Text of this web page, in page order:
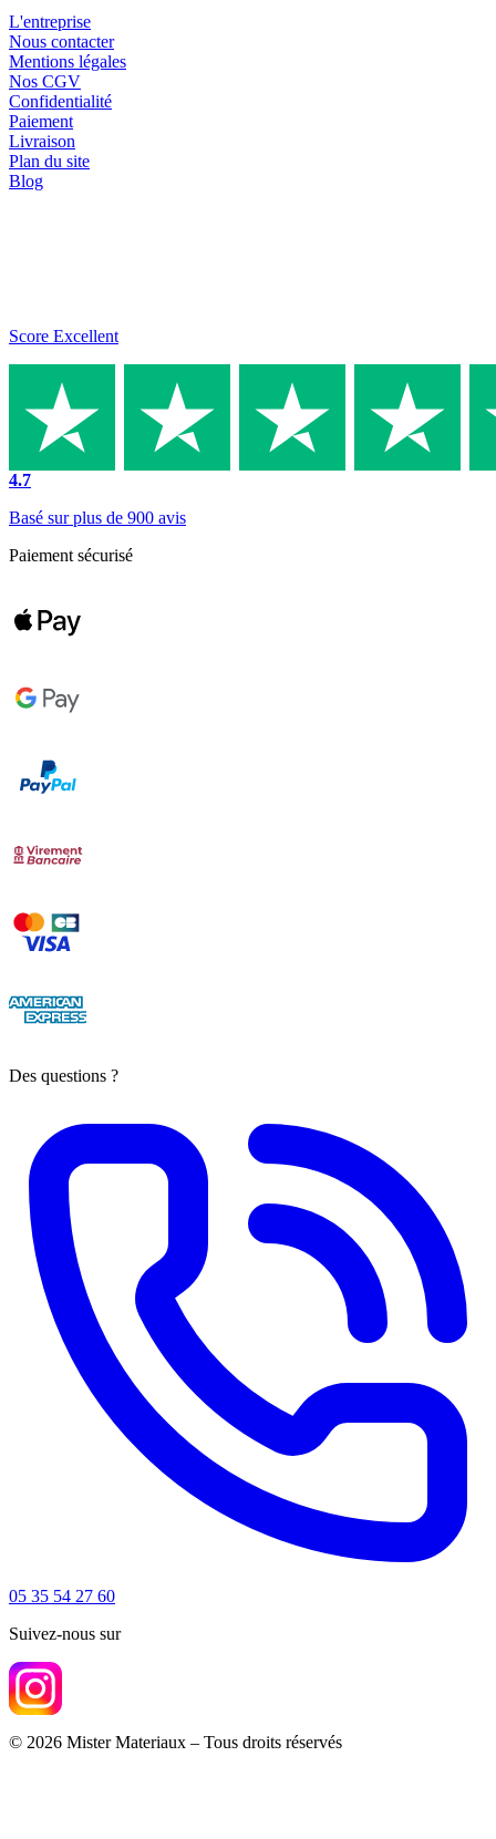
L'entreprise
Nous contacter
Mentions légales
Nos CGV
Confidentialité
Paiement
Livraison
Plan du site
Blog
Score Excellent
4.7
Basé sur plus de 900 avis
Paiement sécurisé
Des questions ?
05 35 54 27 60
Suivez-nous sur
© 2026 Mister Materiaux – Tous droits réservés